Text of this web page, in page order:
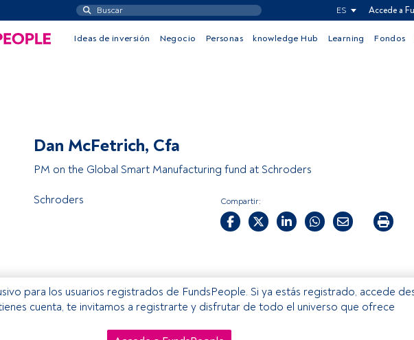
ES Accede a
Ideas de inversión Negocio Personas knowledge Hub Learning Fondos
Dan McFetrich, Cfa
PM on the Global Smart Manufacturing fund at Schroders
Schroders Compartir:
para los usuarios registrados de FundsPeople. Si ya estás registrado, accede
cuenta, te invitamos a registrarte y disfrutar de todo el universo que ofrece